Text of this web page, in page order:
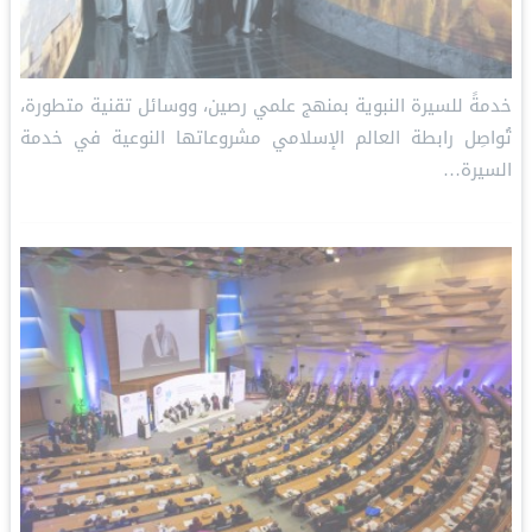
خدمةً للسيرة النبوية بمنهج علمي رصين، ووسائل تقنية متطورة،
تُواصِل رابطة العالم الإسلامي مشروعاتها النوعية في خدمة
السيرة…